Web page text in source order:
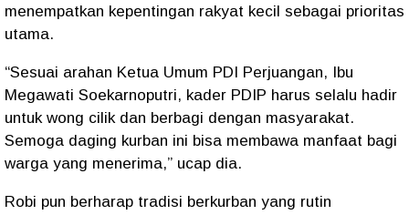
menempatkan kepentingan rakyat kecil sebagai prioritas
utama.
“Sesuai arahan Ketua Umum PDI Perjuangan, Ibu
Megawati Soekarnoputri, kader PDIP harus selalu hadir
untuk wong cilik dan berbagi dengan masyarakat.
Semoga daging kurban ini bisa membawa manfaat bagi
warga yang menerima,” ucap dia.
Robi pun berharap tradisi berkurban yang rutin